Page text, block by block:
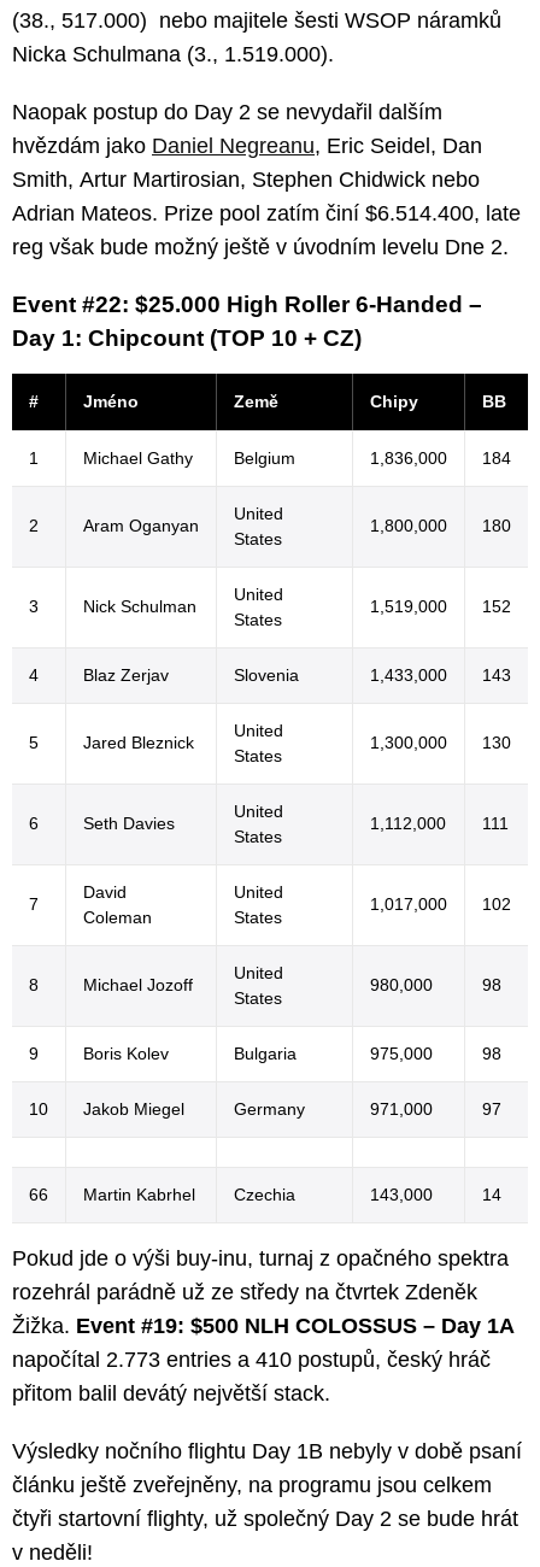
(38., 517.000) nebo majitele šesti WSOP náramků
Nicka Schulmana (3., 1.519.000).
Naopak postup do Day 2 se nevydařil dalším
hvězdám jako Daniel Negreanu, Eric Seidel, Dan
Smith, Artur Martirosian, Stephen Chidwick nebo
Adrian Mateos. Prize pool zatím činí $6.514.400, late
reg však bude možný ještě v úvodním levelu Dne 2.
Event #22: $25.000 High Roller 6-Handed –
Day 1: Chipcount (TOP 10 + CZ)
# Jméno Země Chipy BB
1 Michael Gathy Belgium 1,836,000 184
2 Aram Oganyan
United
States
1,800,000 180
3 Nick Schulman
United
States
1,519,000 152
4 Blaz Zerjav Slovenia 1,433,000 143
5 Jared Bleznick
United
States
1,300,000 130
6 Seth Davies
United
States
1,112,000 111
7
David
Coleman
United
States
1,017,000 102
8 Michael Jozoff
United
States
980,000 98
9 Boris Kolev Bulgaria 975,000 98
10 Jakob Miegel Germany 971,000 97
66 Martin Kabrhel Czechia 143,000 14
Pokud jde o výši buy-inu, turnaj z opačného spektra
rozehrál parádně už ze středy na čtvrtek Zdeněk
Žižka. Event #19: $500 NLH COLOSSUS – Day 1A
napočítal 2.773 entries a 410 postupů, český hráč
přitom balil devátý největší stack.
Výsledky nočního flightu Day 1B nebyly v době psaní
článku ještě zveřejněny, na programu jsou celkem
čtyři startovní flighty, už společný Day 2 se bude hrát
v neděli!